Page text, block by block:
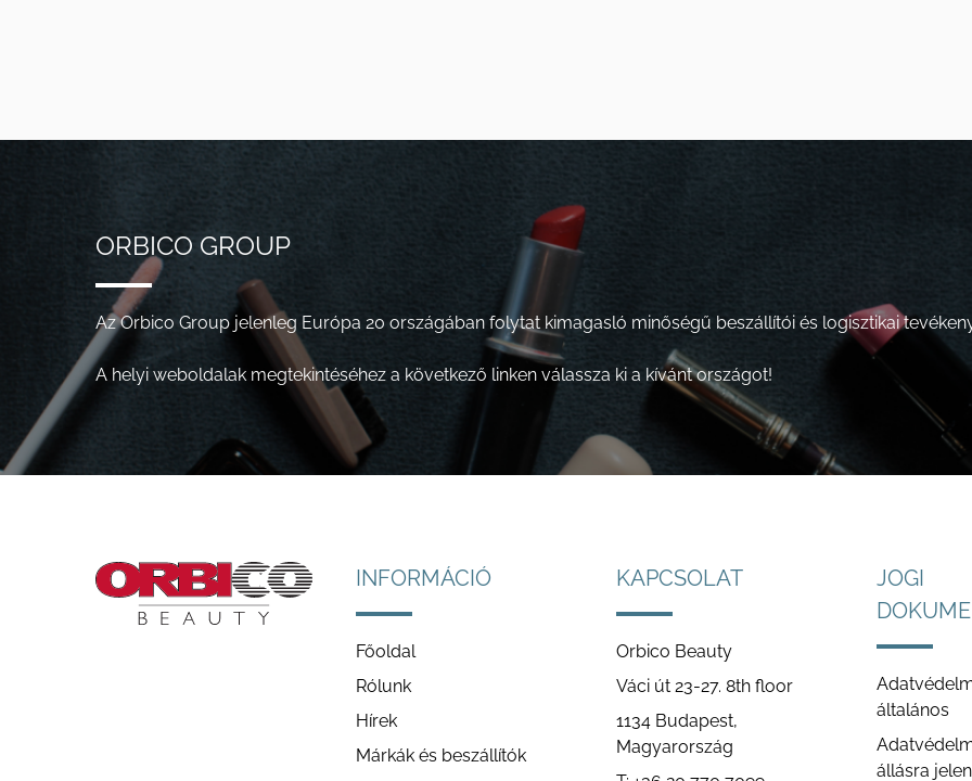
ORBICO GROUP
Az Orbico Group jelenleg Európa 20 országában folytat kimagasló minőségű beszállítói és logisztikai
A helyi weboldalak megtekintéséhez a következő linken válassza ki a kívánt országot!
INFORMÁCIÓ
Főoldal
Rólunk
Hírek
Márkák és beszállítók
KAPCSOLAT
Orbico Beauty
Váci út 23-27. 8th floor
1134 Budapest,
Magyarország
JOGI
általános
állásra